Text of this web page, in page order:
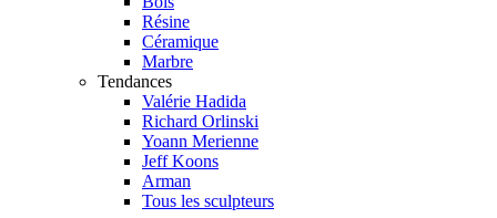
Résine
Céramique
Marbre
Tendances
Valérie Hadida
Richard Orlinski
Yoann Merienne
Jeff Koons
Arman
Tous les sculpteurs